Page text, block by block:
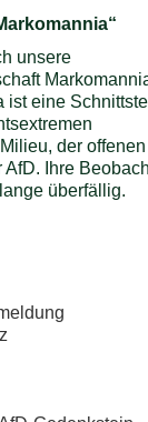
unsere
ist eine
der offenen
Ihre
überfällig.